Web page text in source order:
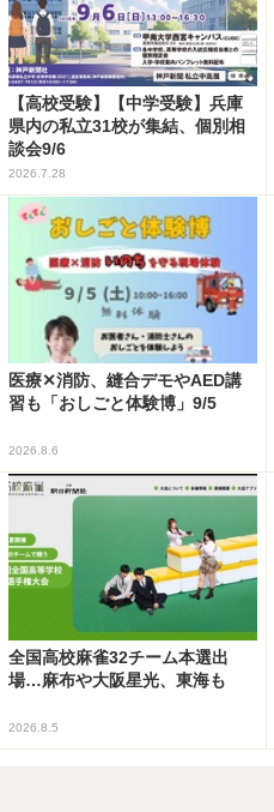
【高校受験】【中学受験】兵庫
県内の私立31校が集結、個別相
談会9/6
2026.7.28
医療✕消防、縫合デモやAED講
習も「おしごと体験博」9/5
2026.8.6
全国高校麻雀32チーム本選出
場…麻布や大阪星光、東海も
2026.8.5